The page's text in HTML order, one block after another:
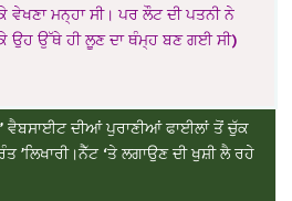
ਮਨ੍ਹਾ ਸੀ। ਪਰ ਲੌਟ ਦੀ ਪਤਨੀ ਨੇ
ਉਹ ਉੱਥੇ ਹੀ ਲੂਣ ਦਾ ਥੰਮ੍ਹ ਬਣ ਗਈ ਸੀ)
ਵੈਬਸਾਈਟ ਦੀਆਂ ਪੁਰਾਣੀਆਂ ਫਾਈਲਾਂ ਤੋਂ ਚੁੱਕ
’ਲਿਖਾਰੀ।ਨੈੱਟ ‘ਤੇ ਲਗਾਉਣ ਦੀ ਖੁਸ਼ੀ ਲੈ ਰਹੇ